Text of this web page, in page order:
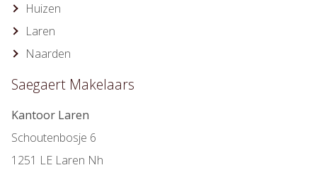
Huizen
Laren
Naarden
Saegaert Makelaars
Kantoor Laren
Schoutenbosje 6
1251 LE Laren Nh